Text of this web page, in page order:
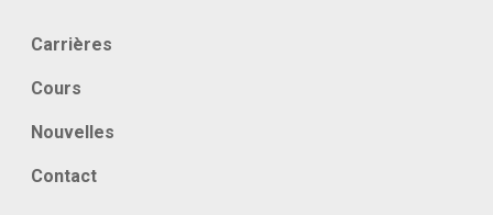
Carrières
Cours
Nouvelles
Contact